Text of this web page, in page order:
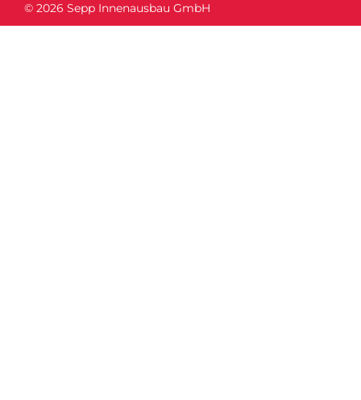
© 2026 Sepp Innenausbau GmbH